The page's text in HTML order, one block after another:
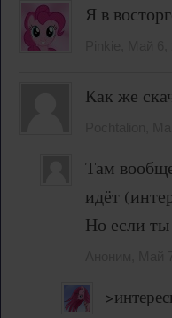
Я в
Как же
Там
идёт
Но если ты